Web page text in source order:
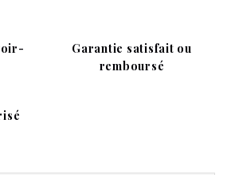
Garantie satisfait ou
remboursé